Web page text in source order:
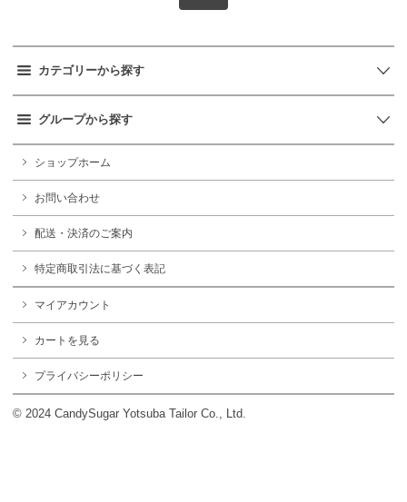
カテゴリーから探す
グループから探す
ショップホーム
お問い合わせ
配送・決済のご案内
特定商取引法に基づく表記
マイアカウント
カートを見る
プライバシーポリシー
© 2024 CandySugar Yotsuba Tailor Co., Ltd.